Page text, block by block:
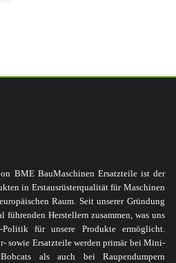
BME BauMaschinen Ersatzteile ist der
in Erstausrüsterqualität für Maschinen
Raum. Seit unserer Gründung
Herstellern zusammen, was uns
Politik für unsere Produkte ermöglicht.
sowie Ersatzteile werden primär bei Mini-
als auch bei Raupendumpern